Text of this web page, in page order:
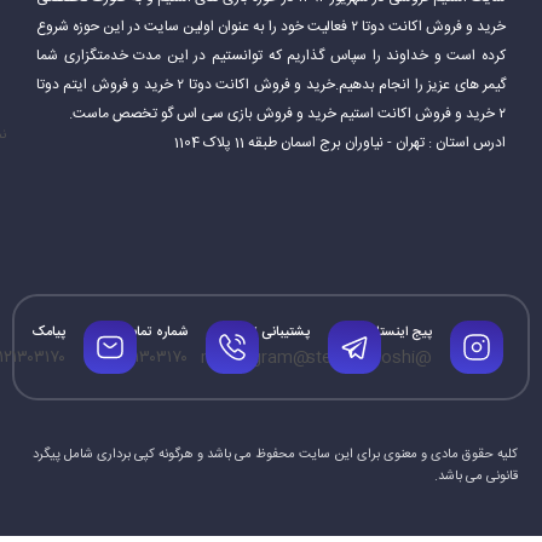
خرید و فروش اکانت دوتا ۲ فعالیت خود را به عنوان اولین سایت در این حوزه شروع
کرده است و خداوند را سپاس گذاریم که توانستیم در این مدت خدمتگزاری شما
گیمر های عزیز را انجام بدهیم.خرید و فروش اکانت دوتا ۲ خرید و فروش ایتم دوتا
۲ خرید و فروش اکانت استیم خرید و فروش بازی سی اس گو تخصص ماست.
ادرس استان : تهران - نیاوران برج اسمان طبقه 11 پلاک 1104
پیج اینستاگرام
@steamforoshi
پشتیبانی تلگرام
@mrtelegram
شماره تماس
۰۹۱۲۱۳۰۳۱۷۰
پیامک
کلیه حقوق مادی و معنوی برای این سایت محفوظ می باشد و هرگونه کپی برداری شامل پیگرد
قانونی می باشد.